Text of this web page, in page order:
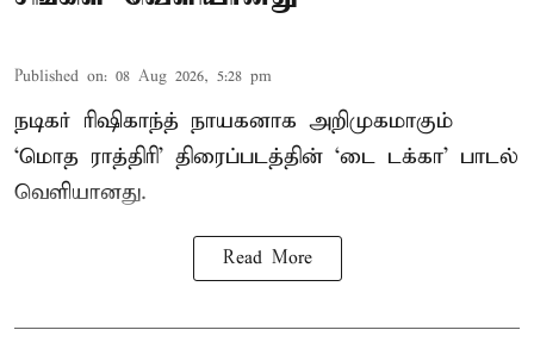
Published on: 08 Aug 2026, 5:28 pm
நடிகர் ரிஷிகாந்த் நாயகனாக அறிமுகமாகும்
‘மொத ராத்திரி’ திரைப்படத்தின் ‘டை டக்கா’ பாடல்
வெளியானது.
Read More